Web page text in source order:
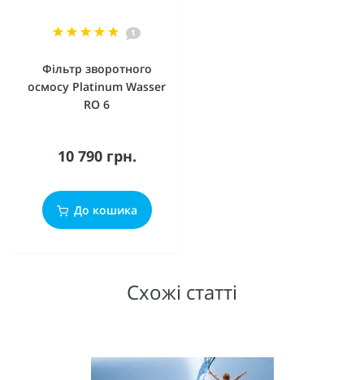
1
Фільтр зворотного
осмосу Platinum Wasser
RO 6
10 790 грн.
До кошика
Схожі статті